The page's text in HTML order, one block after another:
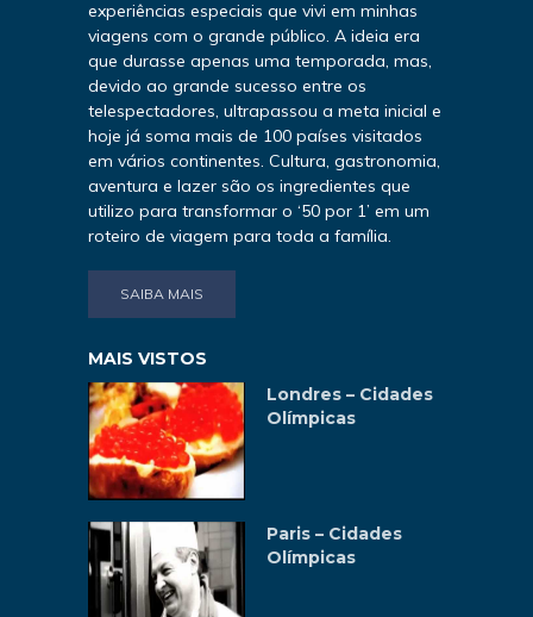
experiências especiais que vivi em minhas
viagens com o grande público. A ideia era
que durasse apenas uma temporada, mas,
devido ao grande sucesso entre os
telespectadores, ultrapassou a meta inicial e
hoje já soma mais de 100 países visitados
em vários continentes. Cultura, gastronomia,
aventura e lazer são os ingredientes que
utilizo para transformar o ‘50 por 1’ em um
roteiro de viagem para toda a família.
SAIBA MAIS
MAIS VISTOS
Londres – Cidades
Olímpicas
Paris – Cidades
Olímpicas